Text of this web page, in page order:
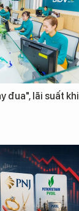
đua", lãi suất khi